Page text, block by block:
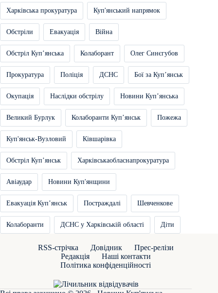
Харківська прокуратура Куп'янський напрямок
Обстріли Евакуація Війна
Обстріл Купʼянська Колаборант Олег Синєгубов
Прокуратура Поліція ДСНС Бої за Купʼянськ
Окупація Наслідки обстрілу Новини Купʼянська
Великий Бурлук Колаборанти Купʼянськ Пожежа
Куп'янськ-Вузловий Ківшарівка
Обстріл Купʼянськ Харківськаобласнапрокуратура
Авіаудар Новини Куп'янщини
Евакуація Купʼянськ Постраждалі Шевченкове
Колаборанти ДСНС у Харківській області Діти
RSS-стрічка Довідник
Прес-релізи
Редакція
Наші контакти
Політика конфіденційності